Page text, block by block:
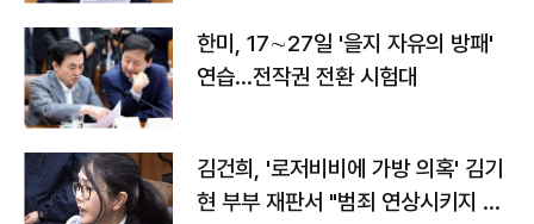
한미, 17∼27일 '을지 자유의 방패'
연습…전작권 전환 시험대
김건희, '로저비비에 가방 의혹' 김기
현 부부 재판서 "범죄 연상시키지 말